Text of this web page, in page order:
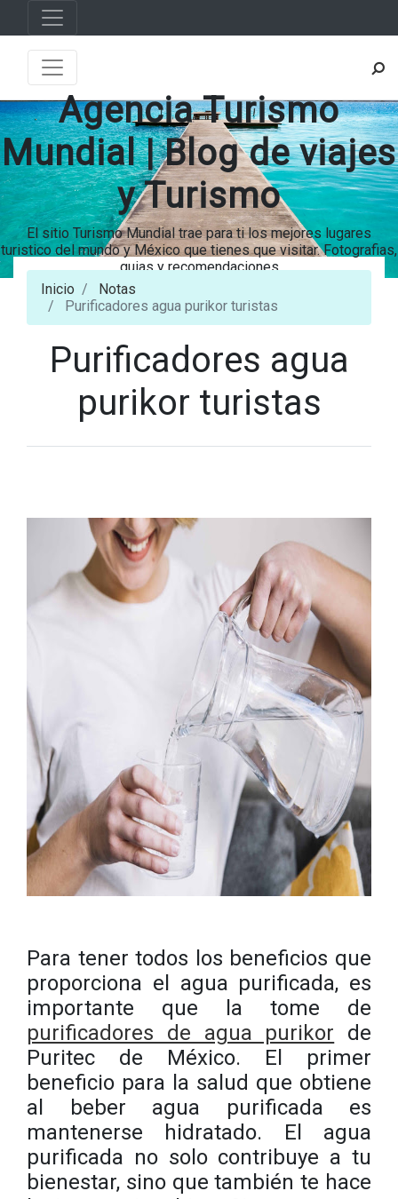
Agencia Turismo
Mundial | Blog de viajes
y Turismo
El sitio Turismo Mundial trae para ti los mejores lugares
turistico del mundo y México que tienes que visitar. Fotografias,
guias y recomendaciones
Inicio
Notas
Purificadores agua purikor turistas
Purificadores agua
purikor turistas
Para tener todos los beneficios que
proporciona el agua purificada, es
importante que la tome de
purificadores de agua purikor de
Puritec de México. El primer
beneficio para la salud que obtiene
al beber agua purificada es
mantenerse hidratado. El agua
purificada no solo contribuye a tu
bienestar, sino que también te hace